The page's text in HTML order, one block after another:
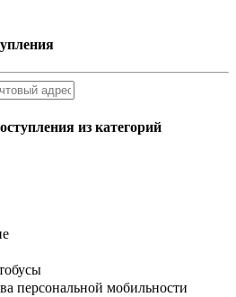
из категорий
персональной мобильности